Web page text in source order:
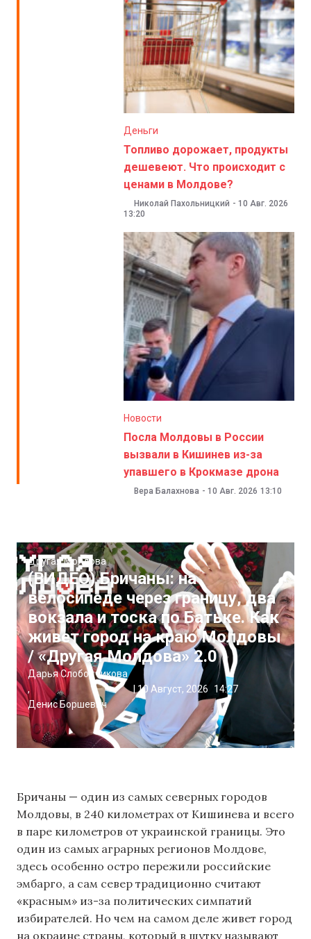
Деньги
Топливо дорожает, продукты
дешевеют. Что происходит с
ценами в Молдове?
Николай Пахольницкий - 10 Авг. 2026
13:20
Новости
Посла Молдовы в России
вызвали в Кишинев из-за
упавшего в Крокмазе дрона
Вера Балахнова - 10 Авг. 2026 13:10
Другая Молдова
(ВИДЕО) Бричаны: на
велосипеде через границу, два
вокзала и тоска по Батьке. Как
живет город на краю Молдовы
/ «Другая Молдова» 2.0
Дарья Слободчикова
,
Денис Боршевич
10 Август, 2026 14:27
Бричаны — один из самых северных городов
Молдовы, в 240 километрах от Кишинева и всего
в паре километров от украинской границы. Это
один из самых аграрных регионов Молдове,
здесь особенно остро пережили российские
эмбарго, а сам север традиционно считают
«красным» из-за политических симпатий
избирателей. Но чем на самом деле живет город
на окраине страны, который в шутку называют